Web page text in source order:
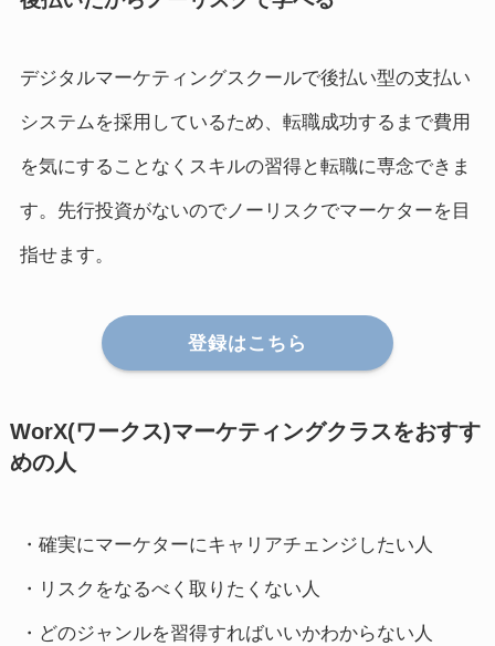
デジタルマーケティングスクールで後払い型の支払い
システムを採用しているため、転職成功するまで費用
を気にすることなくスキルの習得と転職に専念できま
す。先行投資がないのでノーリスクでマーケターを目
指せます。
登録はこちら
WorX(ワークス)マーケティングクラスをおすす
めの人
・確実にマーケターにキャリアチェンジしたい人
・リスクをなるべく取りたくない人
・どのジャンルを習得すればいいかわからない人